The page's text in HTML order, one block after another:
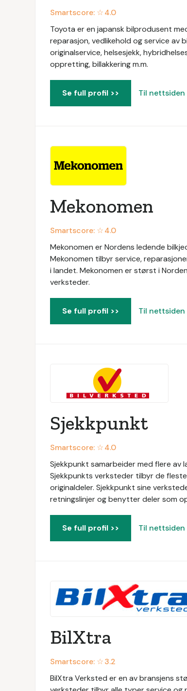
Smartscore: ☆4.0
Toyota er en japansk bilprodusent
reparasjon, vedlikehold og service
originalservice, helsesjekk,
oppretting, billakkering m.m.
Se full profil >> Til nettsiden
Mekonomen
Smartscore: ☆4.0
Mekonomen er Nordens ledende
Mekonomen tilbyr service,
i landet. Mekonomen er størst i
verksteder.
Se full profil >> Til nettsiden
Sjekkpunkt
Smartscore: ☆4.0
Sjekkpunkt samarbeider med flere
Sjekkpunkts verksteder tilbyr de
originaldeler. Sjekkpunkt sine
retningslinjer og benytter deler som
Se full profil >> Til nettsiden
BilXtra
Smartscore: ☆3.2
BilXtra Verksted er en av bransjens